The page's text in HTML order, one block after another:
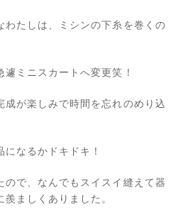
わたしは、ミシンの下糸を巻くの
ミニスカートへ変更笑！
成が楽しみで時間を忘れのめり込
なるかドキドキ！
で、なんでもスイスイ縫えて器
ましくありました。